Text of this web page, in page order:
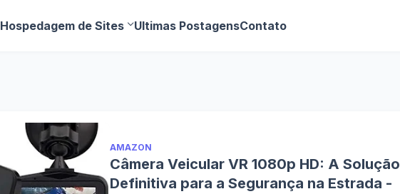
Hospedagem de Sites Ultimas PostagensContato
AMAZON
Câmera Veicular VR 1080p HD: A Solução
Definitiva para a Segurança na Estrada -